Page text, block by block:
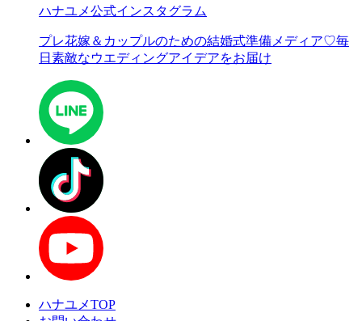
ハナユメ公式インスタグラム
プレ花嫁＆カップルのための結婚式準備メディア♡毎
日素敵なウエディングアイデアをお届け
ハナユメTOP